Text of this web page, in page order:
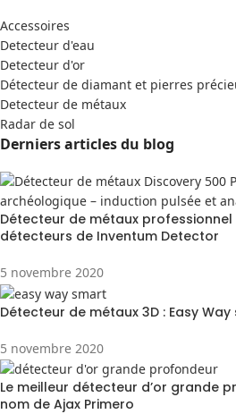
Accessoires
Detecteur d'eau
Detecteur d'or
Détecteur de diamant et pierres
Detecteur de métaux
Radar de sol
Derniers articles du blog
Détecteur de métaux professionnel
détecteurs de Inventum Detector
5 novembre 2020
Détecteur de métaux 3D : Easy
5 novembre 2020
Le meilleur détecteur d’or grande
nom de Ajax Primero